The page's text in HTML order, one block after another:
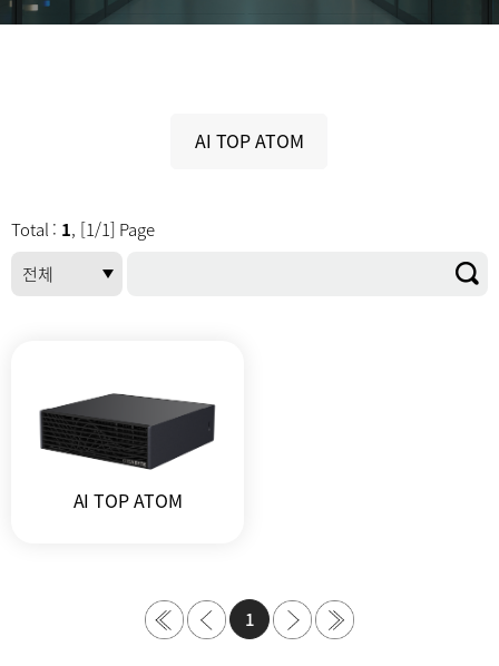
AI TOP ATOM
Total : 1, [1/1] Page
AI TOP ATOM
1